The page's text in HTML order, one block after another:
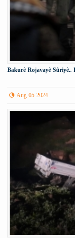
Bakurê Rojavayê
Aug 05 2024